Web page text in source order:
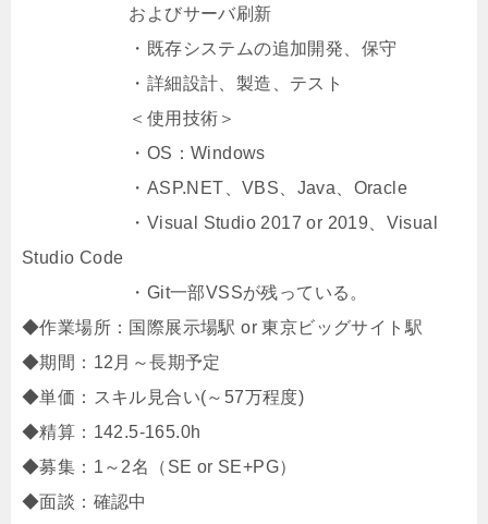
およびサーバ刷新
・既存システムの追加開発、保守
・詳細設計、製造、テスト
＜使用技術＞
・OS：Windows
・ASP.NET、VBS、Java、Oracle
・Visual Studio 2017 or 2019、Visual
Studio Code
・Git一部VSSが残っている。
◆作業場所：国際展示場駅 or 東京ビッグサイト駅
◆期間：12月～長期予定
◆単価：スキル見合い(～57万程度)
◆精算：142.5-165.0h
◆募集：1～2名（SE or SE+PG）
◆面談：確認中